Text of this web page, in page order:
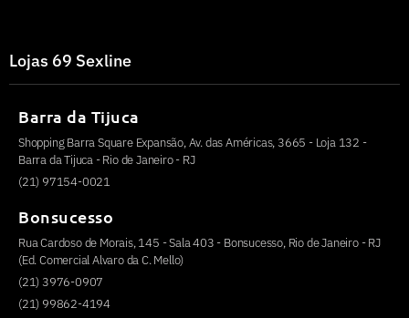
Lojas 69 Sexline
Barra da Tijuca
Shopping Barra Square Expansão, Av. das Américas, 3665 - Loja 132 -
Barra da Tijuca - Rio de Janeiro - RJ
(21) 97154-0021
Bonsucesso
Rua Cardoso de Morais, 145 - Sala 403 - Bonsucesso, Rio de Janeiro - RJ
(Ed. Comercial Alvaro da C. Mello)
(21) 3976-0907
(21) 99862-4194